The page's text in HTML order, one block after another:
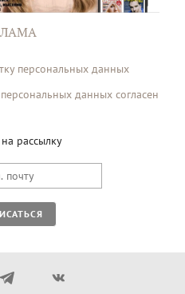
персональных данных
данных согласен
рассылку